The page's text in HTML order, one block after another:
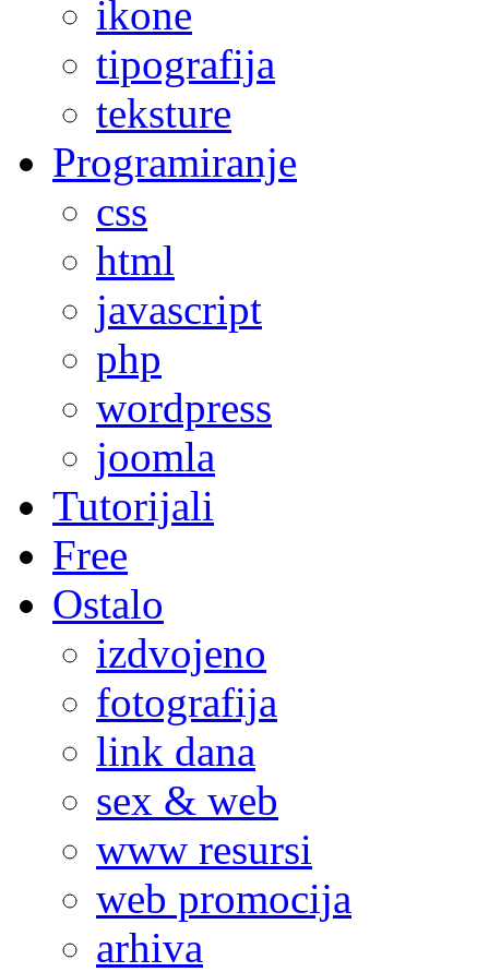
ikone
tipografija
teksture
Programiranje
css
html
javascript
php
wordpress
joomla
Tutorijali
Free
Ostalo
izdvojeno
fotografija
link dana
sex & web
www resursi
web promocija
arhiva